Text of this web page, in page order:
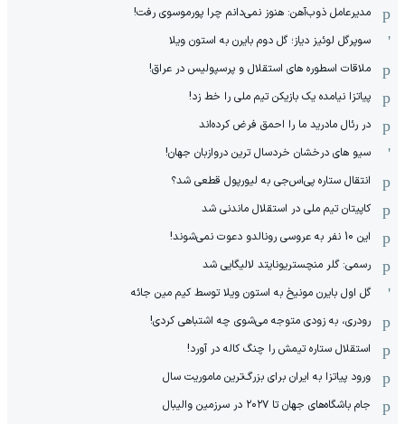
مدیرعامل ذوب‌آهن: هنوز نمی‌دانم چرا پورموسوی رفت!
سوپرگل لوئیز دیاز؛ گل دوم بایرن به استون ویلا
ملاقات اسطوره های استقلال و پرسپولیس در عراق!
پیاتزا نیامده یک بازیکن تیم ملی را خط زد!
در رئال مادرید ما را احمق فرض کرده‌اند
سیو های درخشان خردسال ترین دروازبان جهان!
انتقال ستاره پی‌اس‌جی به لیورپول قطعی شد؟
کاپیتان تیم ملی در استقلال ماندنی شد
این 10 نفر به عروسی رونالدو دعوت نمی‌شوند!
رسمی: گلر منچستریونایتد لالیگایی شد
گل اول بایرن مونیخ به استون ویلا توسط کیم مین جائه
رودری، به زودی متوجه می‌شوی چه اشتباهی کردی!
استقلال ستاره تیمش را چنگ کاله در آورد!
ورود پیاتزا به ایران برای بزرگ‌ترین ماموریت سال
جام باشگاه‌های جهان تا ۲۰۲۷ در سرزمین والیبال